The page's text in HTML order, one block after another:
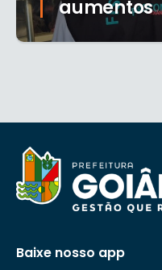
aumentos
Baixe nosso app